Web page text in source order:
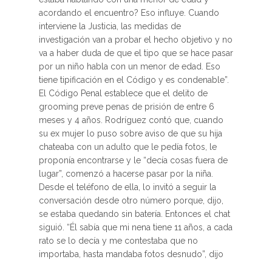
acordando el encuentro? Eso influye. Cuando
interviene la Justicia, las medidas de
investigación van a probar el hecho objetivo y no
va a haber duda de que el tipo que se hace pasar
por un niño habla con un menor de edad. Eso
tiene tipificación en el Código y es condenable”.
El Código Penal establece que el delito de
grooming preve penas de prisión de entre 6
meses y 4 años. Rodríguez contó que, cuando
su ex mujer lo puso sobre aviso de que su hija
chateaba con un adulto que le pedía fotos, le
proponía encontrarse y le “decía cosas fuera de
lugar”, comenzó a hacerse pasar por la niña.
Desde el teléfono de ella, lo invitó a seguir la
conversación desde otro número porque, dijo,
se estaba quedando sin batería. Entonces el chat
siguió. “Él sabía que mi nena tiene 11 años, a cada
rato se lo decía y me contestaba que no
importaba, hasta mandaba fotos desnudo”, dijo